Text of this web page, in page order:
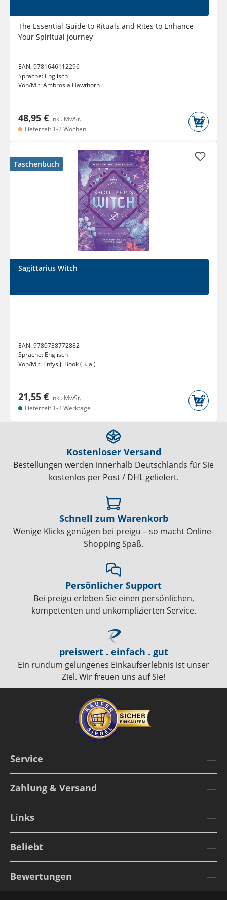
The Essential Guide to Rituals and Rites to Enhance
Your Spiritual Journey
EAN:9781646112296
Sprache: Englisch
Von/Mit:Ambrosia Hawthorn
48,95 € inkl. MwSt.
Lieferzeit 1-2 Wochen
Taschenbuch
Sagittarius Witch
EAN:9780738772882
Sprache: Englisch
Von/Mit: Enfys J. Book (u. a.)
21,55 € inkl. MwSt.
Lieferzeit 1-2 Werktage
Kostenloser Versand
Bestellungen werden innerhalb Deutschlands für Sie
kostenlos per Post / DHL geliefert.
Schnell zum Warenkorb
Wenige Klicks genügen bei preigu – so macht Online-
Shopping Spaß.
Persönlicher Support
Bei preigu erleben Sie einen persönlichen,
kompetenten und unkomplizierten Service.
preiswert . einfach . gut
Ein rundum gelungenes Einkaufserlebnis ist unser
Ziel. Wir freuen uns auf Sie!
Service
Zahlung & Versand
Links
Beliebt
Bewertungen